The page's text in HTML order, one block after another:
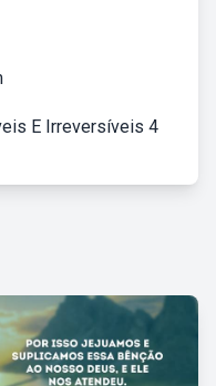
E Irreversíveis 4